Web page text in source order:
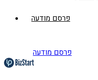
פרסם מודעה
פרסם מודעה